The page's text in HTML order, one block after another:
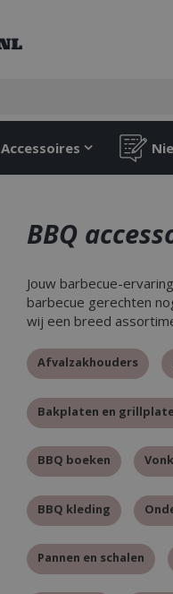
Accessoires
BBQ
Jouw barbecue-
barbecue gerechten
wij een breed
Afvalzakhouders
Bakplaten en
BBQ boeken
BBQ kleding
Pannen en schalen